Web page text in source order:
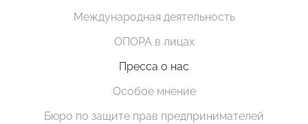
Международная деятельность
ОПОРА в лицах
Пресса о нас
Особое мнение
Бюро по защите прав предпринимателей